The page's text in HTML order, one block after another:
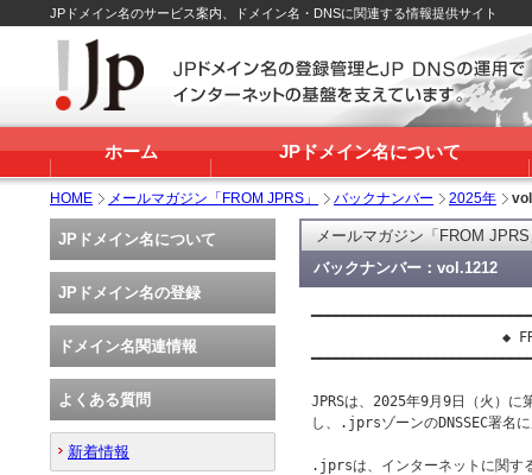
JPドメイン名のサービス案内、ドメイン名・DNSに関連する情報提供サイト
ホーム JPドメイン名について
HOME メールマガジン「FROM JPRS」 バックナンバー 2025年
メールマガジン「FROM
バックナンバー：vol.1212
◆
JPRSは、2025年9月9日（火）
し、.jprsゾーンのDNSSEC署名
.jprsは、インターネットに関す
JPドメイン名について
JPドメイン名の登録
ドメイン名関連情報
よくある質問
新着情報